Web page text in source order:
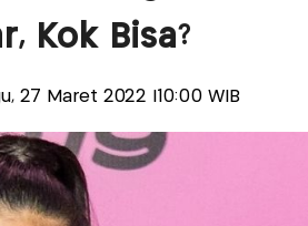
Kok Bisa?
27 Maret 2022 |10:00 WIB